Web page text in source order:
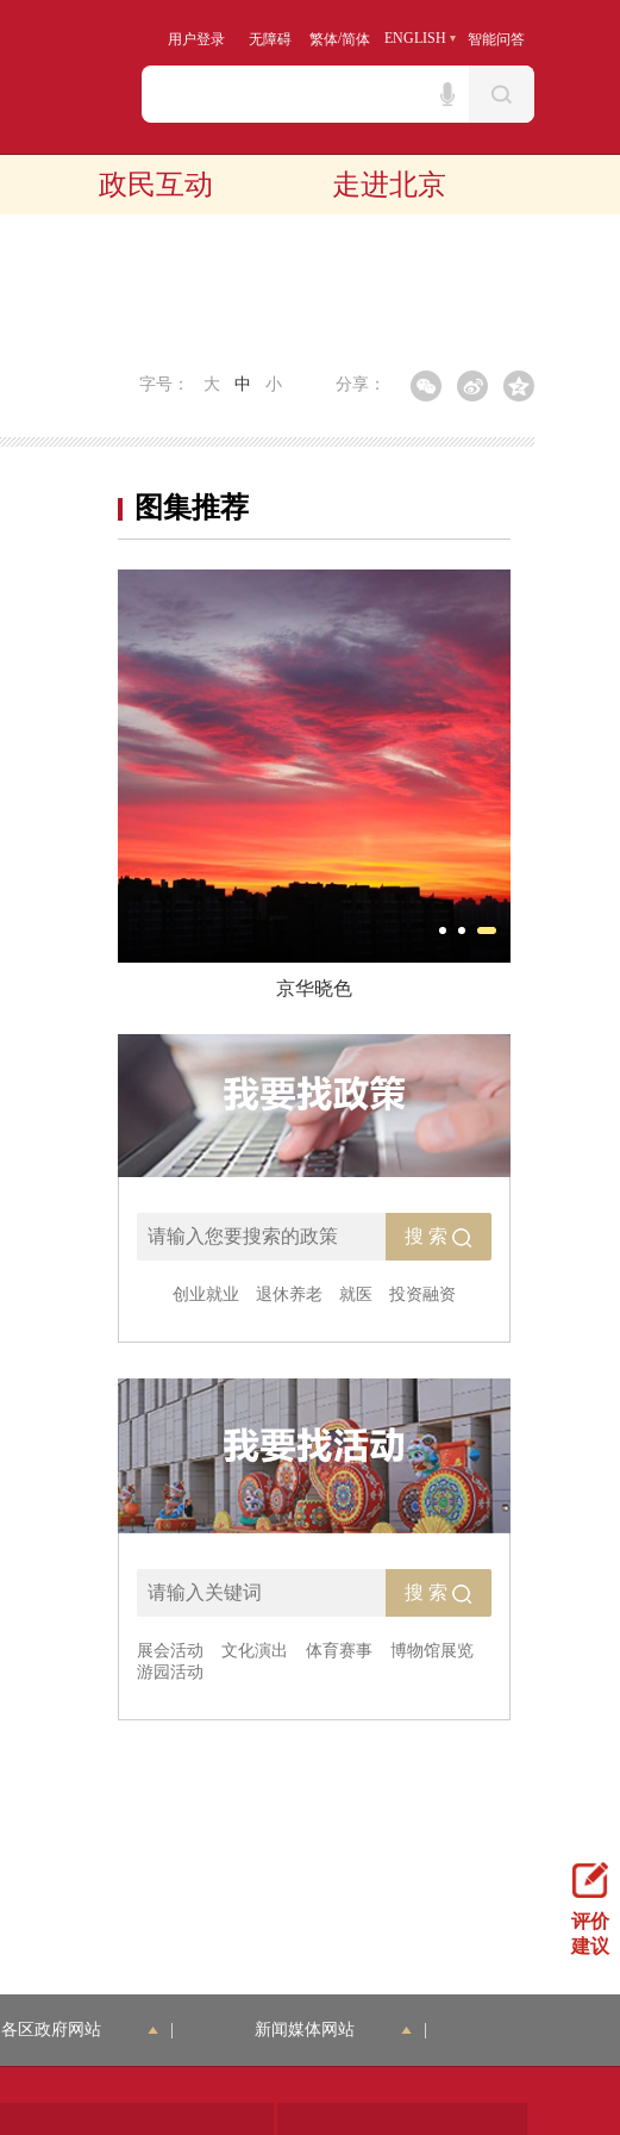
用户登录 无障碍 繁体/简体 ENGLISH 智能问答
政民互动 走进北京
分享：
字号： 大 中 小
图集推荐
评价
建议
各区政府网站 新闻媒体网站